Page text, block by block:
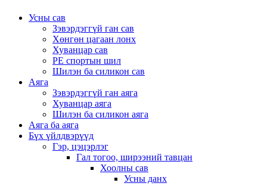
Усны сав
Зэвэрдэггүй ган сав
Хөнгөн цагаан лонх
Хуванцар сав
PE спортын шил
Шилэн ба силикон сав
Аяга
Зэвэрдэггүй ган аяга
Хуванцар аяга
Шилэн ба силикон аяга
Аяга ба аяга
Бүх үйлдвэрүүд
Гэр, цэцэрлэг
Гал тогоо, ширээний тавцан
Хоолны сав
Усны данх